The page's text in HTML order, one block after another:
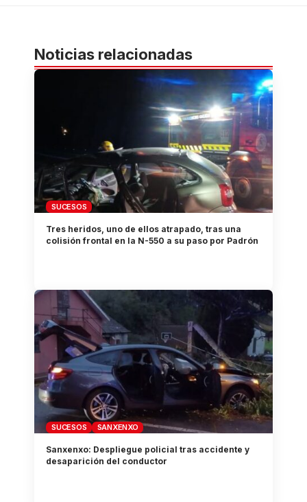
Noticias relacionadas
SUCESOS
Tres heridos, uno de ellos atrapado, tras una
colisión frontal en la N-550 a su paso por Padrón
SUCESOS SANXENXO
Sanxenxo: Despliegue policial tras accidente y
desaparición del conductor